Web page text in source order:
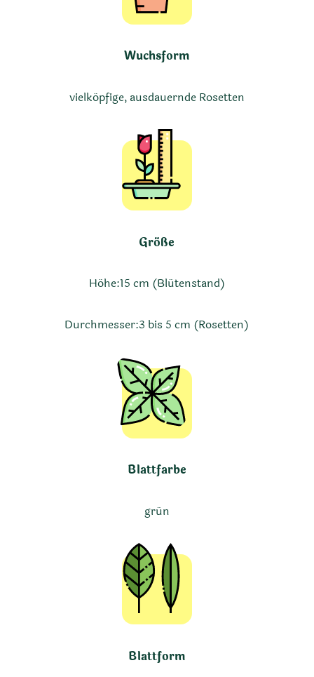
Wuchsform
vielköpfige, ausdauernde Rosetten
Größe
Höhe:15 cm (Blütenstand)
Durchmesser:3 bis 5 cm (Rosetten)
Blattfarbe
grün
Blattform